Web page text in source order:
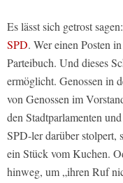
Es lässt sich getrost
SPD. Wer einen Posten
Parteibuch. Und dieses
ermöglicht. Genossen in
von Genossen im
den Stadtparlamenten
SPD-ler darüber stolpert,
ein Stück vom Kuchen.
hinweg, um „ihren Ruf